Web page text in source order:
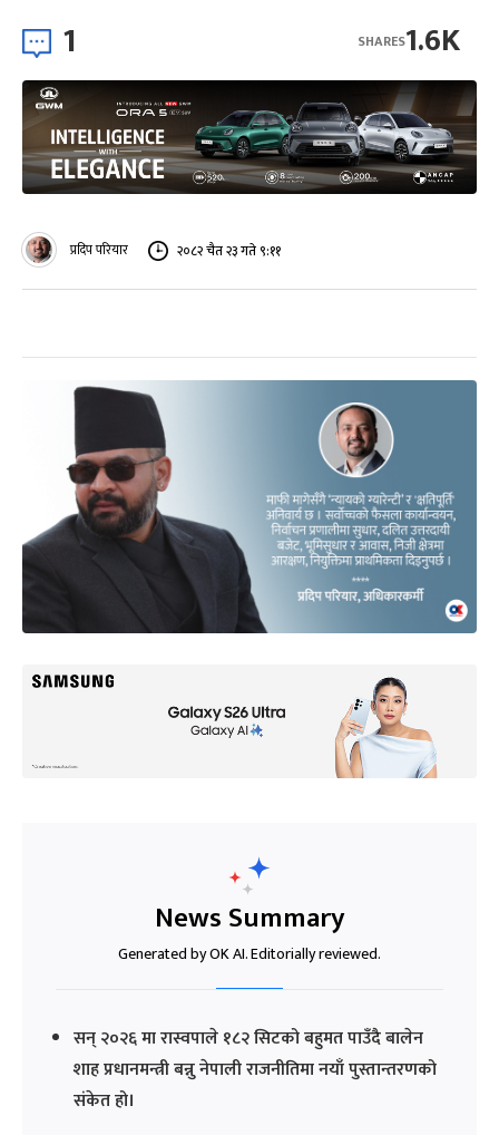
1 1.6K
SHARES
प्रदिप परियार २०८२ चैत २३ गते ९:११
News Summary
Generated by OK AI. Editorially reviewed.
सन् २०२६ मा रास्वपाले १८२ सिटको बहुमत पाउँदै बालेन
शाह प्रधानमन्त्री बन्नु नेपाली राजनीतिमा नयाँ पुस्तान्तरणको
संकेत हो।